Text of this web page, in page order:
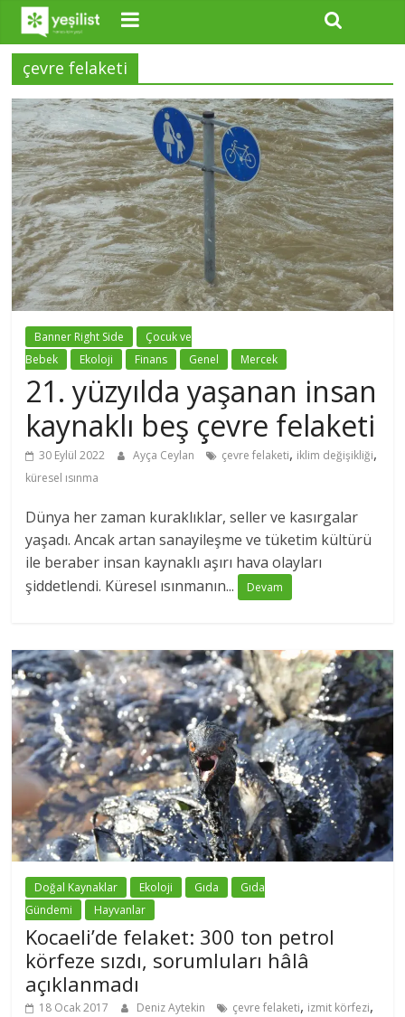
çevre felaketi
Banner Right Side
Çocuk ve
Bebek
Ekoloji Finans Genel Mercek
21. yüzyılda yaşanan insan
kaynaklı beş çevre felaketi
30 Eylül 2022 Ayça Ceylan çevre felaketi, iklim değişikliği,
küresel ısınma
Dünya her zaman kuraklıklar, seller ve kasırgalar
yaşadı. Ancak artan sanayileşme ve tüketim kültürü
ile beraber insan kaynaklı aşırı hava olayları
şiddetlendi. Küresel ısınmanın...
Devam
Doğal Kaynaklar Ekoloji Gıda
Gıda
Gündemi
Hayvanlar
Kocaeli’de felaket: 300 ton petrol
körfeze sızdı, sorumluları hâlâ
açıklanmadı
18 Ocak 2017 Deniz Aytekin çevre felaketi, izmit körfezi,